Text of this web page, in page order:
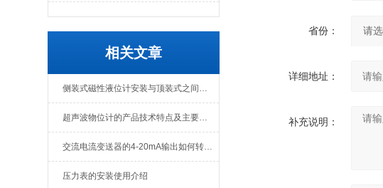
相关文章
侧装式磁性液位计安装与顶装式之间在安装方式上有哪些区别呢
超声波物位计的产品技术特点及主要指标介绍
交流电流变送器的4-20mA输出如何转换?
压力表的安装使用介绍
省份：
详细地址：
补充说明：